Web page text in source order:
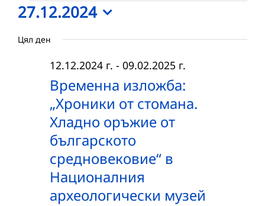
Събития
for
27.12.2024
27.12.2024
date.
Цял ден
Временна изложба:
„Хроники от стомана.
Хладно оръжие от
българското
средновековие“ в
Националния
археологически музей
12.12.2024 г. - 09.02.2025 г.